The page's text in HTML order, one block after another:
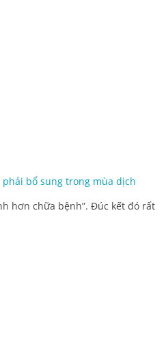
bổ sung trong mùa dịch
hơn chữa bệnh”. Đúc kết đó rất